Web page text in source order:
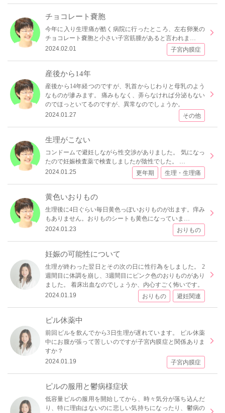
チョコレート嚢胞
今年に入り生理痛が酷く病院に行ったところ、左右卵巣の
チョコレート嚢胞と小さい子宮筋腫があると言われま…
2024.02.01
子宮内膜症
産後から14年
産後から14年経つのですが、乳首からじわりと母乳のよう
なものが滲みます。 痛みもなく、弄らなければ分泌もない
のでほっといてるのですが、異常なのでしょうか。
2024.01.27
その他
生理がこない
コンドームで避妊しながら性交渉がありました。 気になっ
たので妊娠検査薬で検査しましたが陰性でした。 …
2024.01.25
更年期 生理・生理痛
黄色いおりもの
生理後に4日ぐらい毎日黄色っぽいおりものが出ます。痒み
もありません。おりものシートも黄色になっていま…
2024.01.23
おりもの
妊娠の可能性について
生理が終わった翌日とその次の日に性行為をしました。 2
週間目に体調を崩し、3週間目にピンク色のおりものがあり
ました。 着床出血なのでしょうか、内心すごく怖いです。
2024.01.19
おりもの 避妊関連
ピル休薬中
前回ピルを飲んでから3日生理が遅れています。 ピル休薬
中にお腹が張って苦しいのですが子宮内膜症と関係ありま
すか？
2024.01.19
子宮内膜症
ピルの服用と鬱病様症状
低容量ピルの服用を開始してから、時々気分が落ち込んだ
り、特に理由はないのに悲しい気持ちになったり、鬱病の